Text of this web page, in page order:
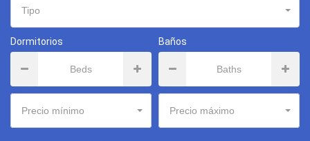
Tipo
Dormitorios Baños
Precio mínimo Precio máximo